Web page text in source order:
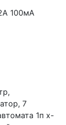
100мА
7
1п х-